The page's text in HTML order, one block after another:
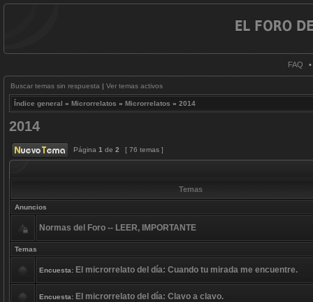
FAQ •
Buscar temas sin respuesta | Ver temas activos
Índice general » Microrrelatos » Microrrelatos » 2014
2014
Página 1 de 2 [ 76 temas ]
Temas
Anuncios
Normas del Foro -- LEER, IMPORTANTE
Temas
Encuesta: El microrrelato del día: Cuando tu mirada me encuentre.
Encuesta: El microrrelato del día: Clavo a clavo.